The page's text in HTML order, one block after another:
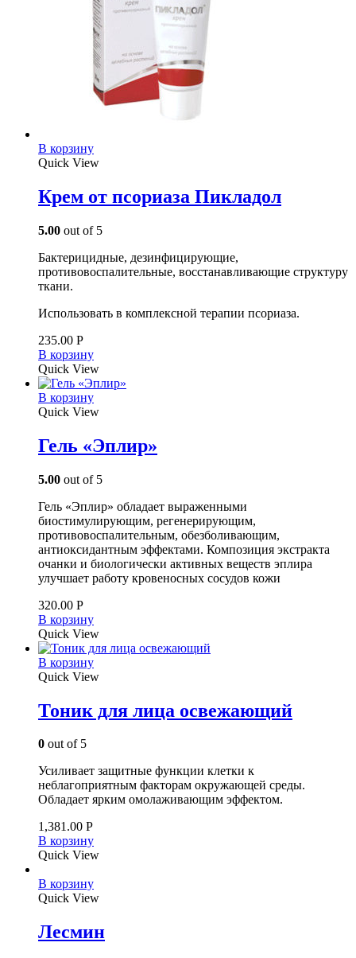
В корзину
Quick View
Крем от псориаза Пикладол
5.00 out of 5
Бактерицидные, дезинфицирующие,
противовоспалительные, восстанавливающие структуру
ткани.
Использовать в комплексной терапии псориаза.
235.00 Р
В корзину
Quick View
В корзину
Quick View
Гель «Эплир»
5.00 out of 5
Гель «Эплир» обладает выраженными
биостимулирующим, регенерирующим,
противовоспалительным, обезболивающим,
антиоксидантным эффектами. Композиция экстракта
очанки и биологически активных веществ эплира
улучшает работу кровеносных сосудов кожи
320.00 Р
В корзину
Quick View
В корзину
Quick View
Тоник для лица освежающий
0 out of 5
Усиливает защитные функции клетки к
неблагоприятным факторам окружающей среды.
Обладает ярким омолаживающим эффектом.
1,381.00 Р
В корзину
Quick View
В корзину
Quick View
Лесмин